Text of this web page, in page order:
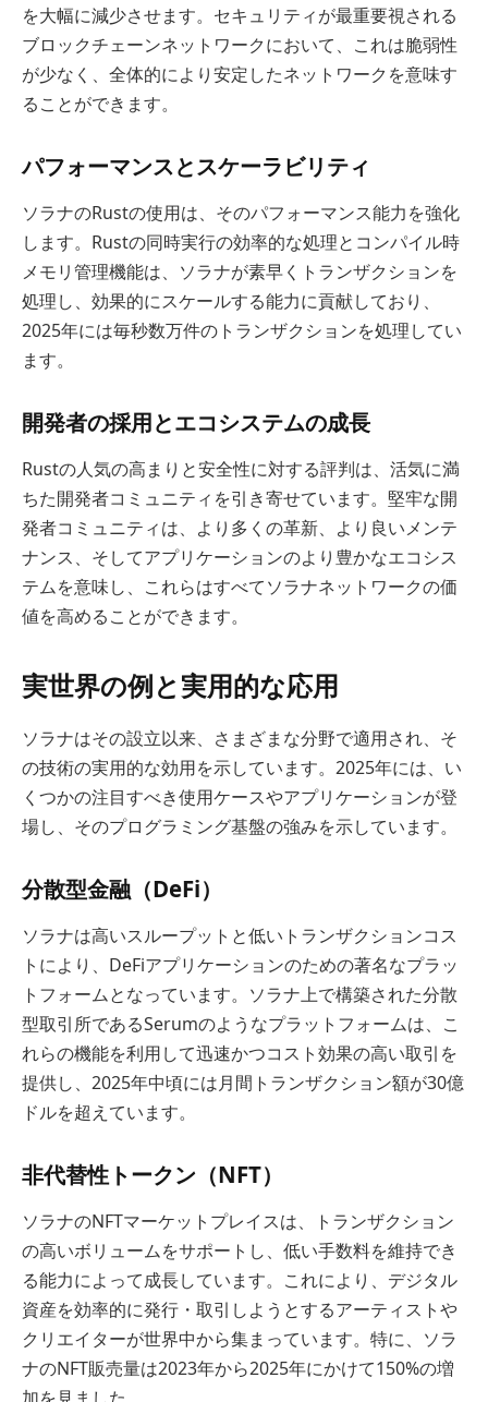
を大幅に減少させます。セキュリティが最重要視される
ブロックチェーンネットワークにおいて、これは脆弱性
が少なく、全体的により安定したネットワークを意味す
ることができます。
パフォーマンスとスケーラビリティ
ソラナのRustの使用は、そのパフォーマンス能力を強化
します。Rustの同時実行の効率的な処理とコンパイル時
メモリ管理機能は、ソラナが素早くトランザクションを
処理し、効果的にスケールする能力に貢献しており、
2025年には毎秒数万件のトランザクションを処理してい
ます。
開発者の採用とエコシステムの成長
Rustの人気の高まりと安全性に対する評判は、活気に満
ちた開発者コミュニティを引き寄せています。堅牢な開
発者コミュニティは、より多くの革新、より良いメンテ
ナンス、そしてアプリケーションのより豊かなエコシス
テムを意味し、これらはすべてソラナネットワークの価
値を高めることができます。
実世界の例と実用的な応用
ソラナはその設立以来、さまざまな分野で適用され、そ
の技術の実用的な効用を示しています。2025年には、い
くつかの注目すべき使用ケースやアプリケーションが登
場し、そのプログラミング基盤の強みを示しています。
分散型金融（DeFi）
ソラナは高いスループットと低いトランザクションコス
トにより、DeFiアプリケーションのための著名なプラッ
トフォームとなっています。ソラナ上で構築された分散
型取引所であるSerumのようなプラットフォームは、こ
れらの機能を利用して迅速かつコスト効果の高い取引を
提供し、2025年中頃には月間トランザクション額が30億
ドルを超えています。
非代替性トークン（NFT）
ソラナのNFTマーケットプレイスは、トランザクション
の高いボリュームをサポートし、低い手数料を維持でき
る能力によって成長しています。これにより、デジタル
資産を効率的に発行・取引しようとするアーティストや
クリエイターが世界中から集まっています。特に、ソラ
ナのNFT販売量は2023年から2025年にかけて150%の増